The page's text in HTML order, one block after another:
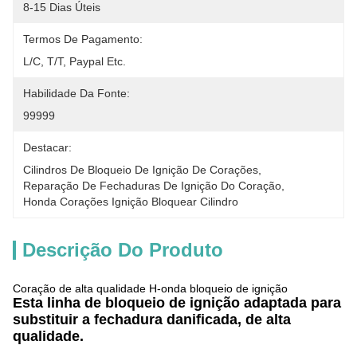
8-15 Dias Úteis
Termos De Pagamento:
L/C, T/T, Paypal Etc.
Habilidade Da Fonte:
99999
Destacar:
Cilindros De Bloqueio De Ignição De Corações
Reparação De Fechaduras De Ignição Do Coração
Honda Corações Ignição Bloquear Cilindro
Descrição Do Produto
Coração de alta qualidade H-onda bloqueio de ignição
Esta linha de bloqueio de ignição adaptada para
substituir a fechadura danificada, de alta
qualidade.